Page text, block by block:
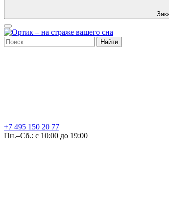
Найти
+7 495 150 20 77
Пн.–Сб.: с 10:00 до 19:00